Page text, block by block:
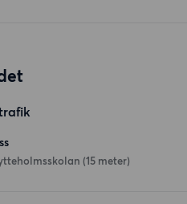
(15 meter)